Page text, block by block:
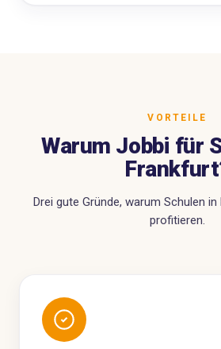
VORTEILE
Warum Jobbi für
Drei gute Gründe, warum Schulen
profitieren.